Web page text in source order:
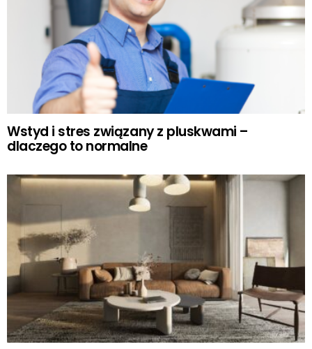
Wstyd i stres związany z pluskwami –
dlaczego to normalne